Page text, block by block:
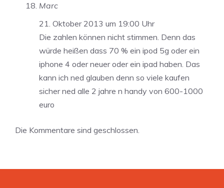
Marc
21. Oktober 2013 um 19:00 Uhr
Die zahlen können nicht stimmen. Denn das
würde heißen dass 70 % ein ipod 5g oder ein
iphone 4 oder neuer oder ein ipad haben. Das
kann ich ned glauben denn so viele kaufen
sicher ned alle 2 jahre n handy von 600-1000
euro
Die Kommentare sind geschlossen.